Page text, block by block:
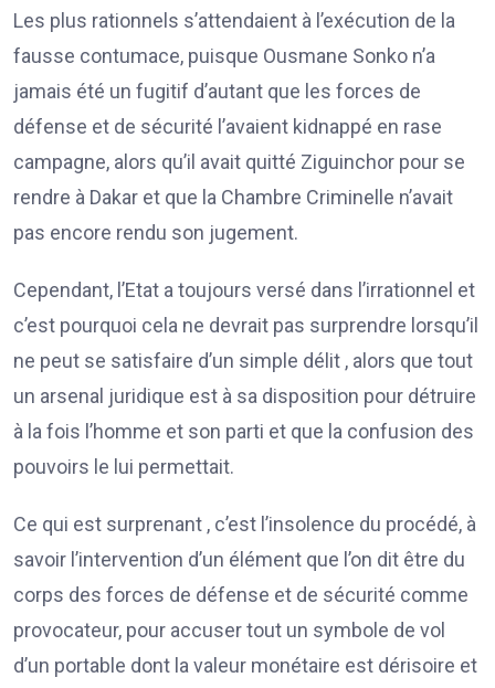
Les plus rationnels s’attendaient à l’exécution de la
fausse contumace, puisque Ousmane Sonko n’a
jamais été un fugitif d’autant que les forces de
défense et de sécurité l’avaient kidnappé en rase
campagne, alors qu’il avait quitté Ziguinchor pour se
rendre à Dakar et que la Chambre Criminelle n’avait
pas encore rendu son jugement.
Cependant, l’Etat a toujours versé dans l’irrationnel et
c’est pourquoi cela ne devrait pas surprendre lorsqu’il
ne peut se satisfaire d’un simple délit , alors que tout
un arsenal juridique est à sa disposition pour détruire
à la fois l’homme et son parti et que la confusion des
pouvoirs le lui permettait.
Ce qui est surprenant , c’est l’insolence du procédé, à
savoir l’intervention d’un élément que l’on dit être du
corps des forces de défense et de sécurité comme
provocateur, pour accuser tout un symbole de vol
d’un portable dont la valeur monétaire est dérisoire et